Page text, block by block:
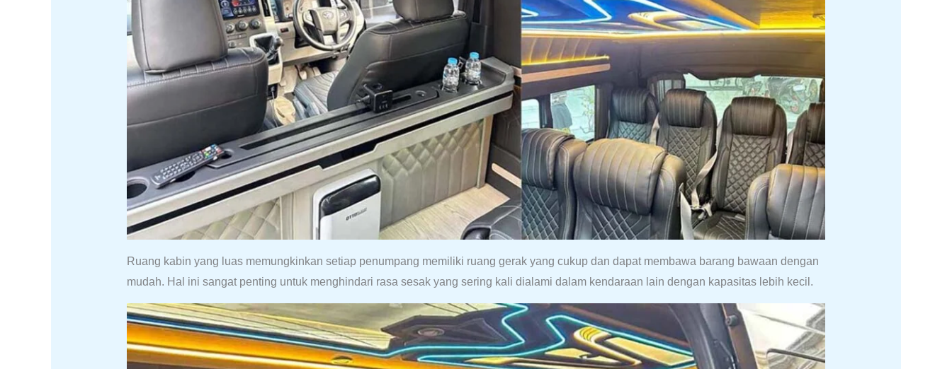
Ruang kabin yang luas memungkinkan setiap penumpang memiliki ruang gerak yang cukup dan dapat membawa barang bawaan dengan
mudah. Hal ini sangat penting untuk menghindari rasa sesak yang sering kali dialami dalam kendaraan lain dengan kapasitas lebih kecil.